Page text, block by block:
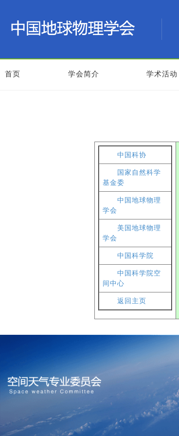
首页 学会简介 学术活动
中国科协
国家自然科学
基金委
中国地球物理
学会
美国地球物理
学会
中国科学院
中国科学院空
间中心
返回主页